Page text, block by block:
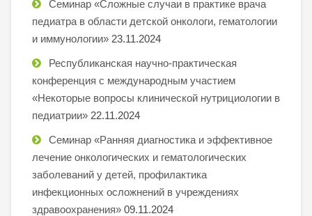
Семинар «Сложные случаи в практике врача
педиатра в области детской онкологи, гематологии
и иммунологии» 23.11.2024
Республиканская научно-практическая
конференция с международным участием
«Некоторые вопросы клинической нутрициологии в
педиатрии» 22.11.2024
Семинар «Ранняя диагностика и эффективное
лечение онкологических и гематологических
заболеваний у детей, профилактика
инфекционных осложнений в учреждениях
здравоохранения» 09.11.2024